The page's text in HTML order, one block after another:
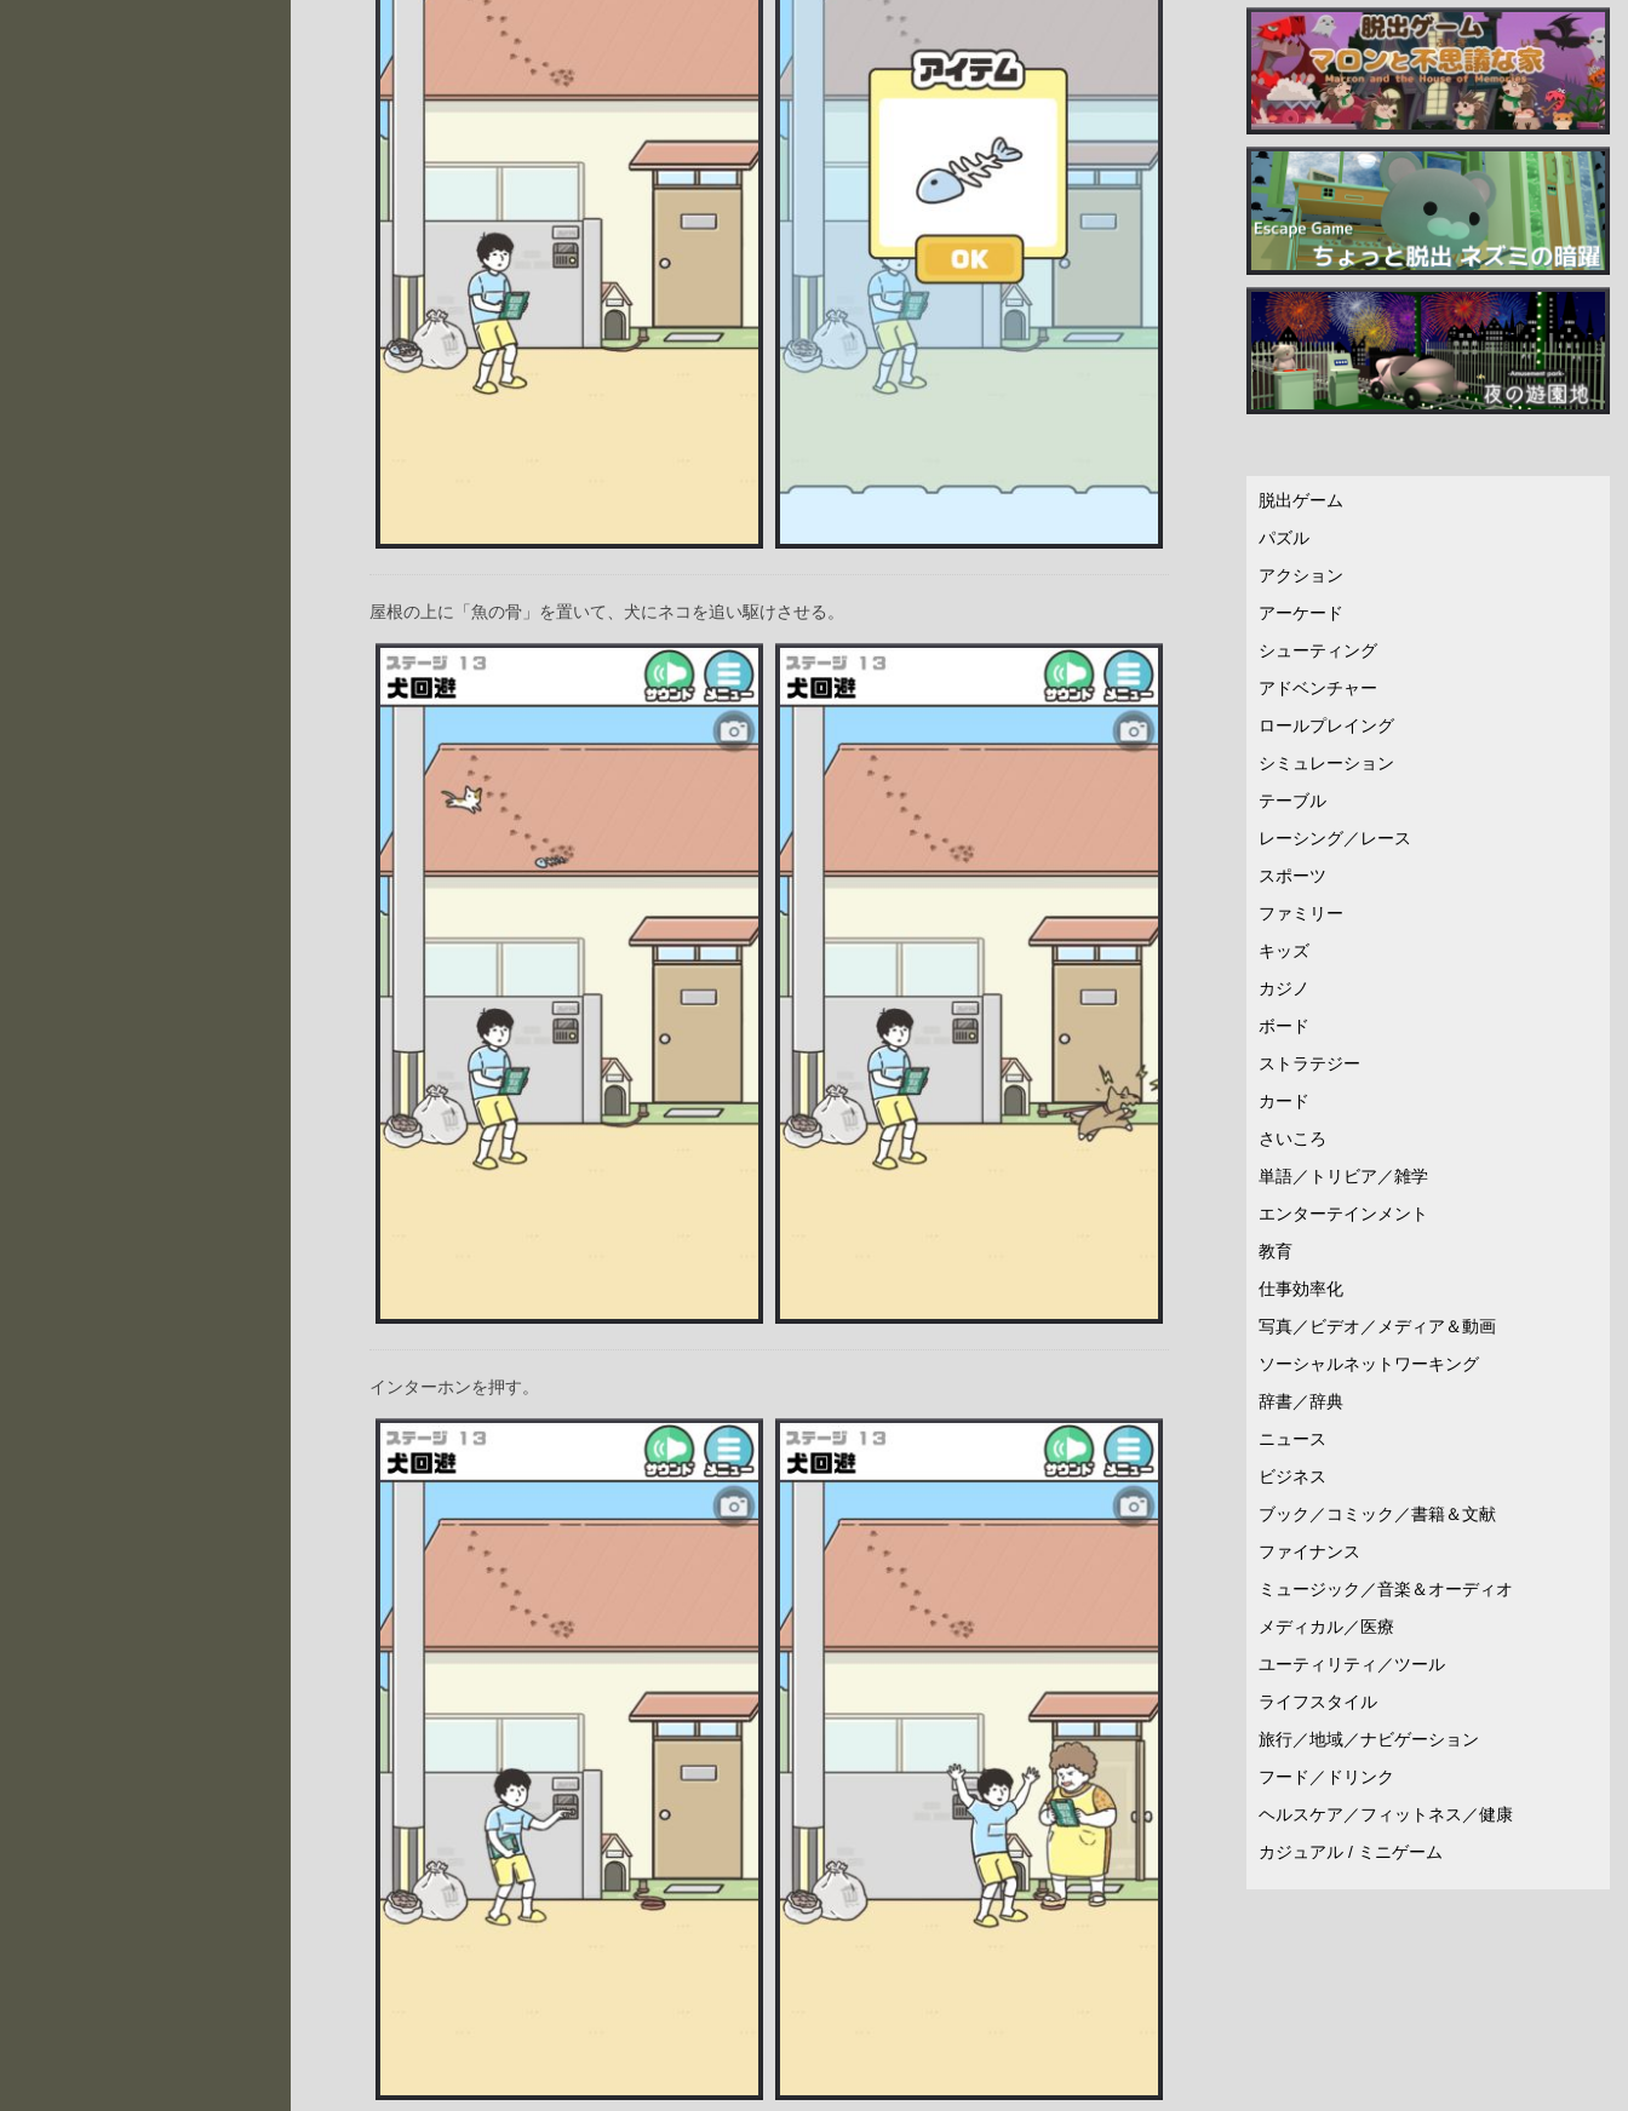
屋根の上に「魚の骨」を置いて、犬にネコを追い駆けさせる。
インターホンを押す。
脱出ゲーム
パズル
アクション
アーケード
シューティング
アドベンチャー
ロールプレイング
シミュレーション
テーブル
レーシング／レース
スポーツ
ファミリー
キッズ
カジノ
ボード
ストラテジー
カード
さいころ
単語／トリビア／雑学
エンターテインメント
教育
仕事効率化
写真／ビデオ／メディア＆動画
ソーシャルネットワーキング
辞書／辞典
ニュース
ビジネス
ブック／コミック／書籍＆文献
ファイナンス
ミュージック／音楽＆オーディオ
メディカル／医療
ユーティリティ／ツール
ライフスタイル
旅行／地域／ナビゲーション
フード／ドリンク
ヘルスケア／フィットネス／健康
カジュアル / ミニゲーム